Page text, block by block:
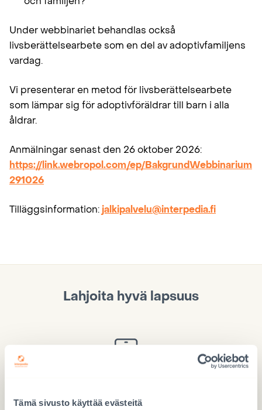
Tämä sivusto käyttää evästeitä
Under webbinariet behandlas också
livsberättelsearbete som en del av adoptivfamiljens
vardag.
Vi presenterar en metod för livsberättelsearbete
som lämpar sig för adoptivföräldrar till barn i alla
åldrar.
Anmälningar senast den 26 oktober 2026:
https://link.webropol.com/ep/BakgrundWebbinarium
291026
Tilläggsinformation:jalkipalvelu@interpedia.fi
Lahjoita hyvä lapsuus
Lahjoita Mobile Payllä